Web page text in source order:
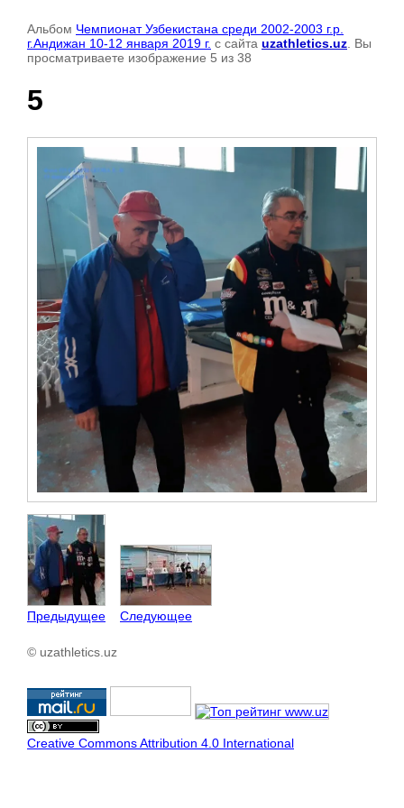
Альбом Чемпионат Узбекистана среди 2002-2003 г.р.
г.Андижан 10-12 января 2019 г. с сайта uzathletics.uz . Вы
просматриваете изображение 5 из 38
5
Предыдущее Следующее
© uzathletics.uz
Creative Commons Attribution 4.0 International